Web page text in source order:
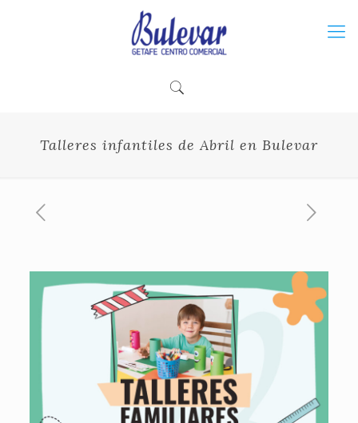
Talleres infantiles de Abril en Bulevar